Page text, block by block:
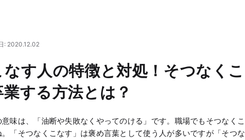
: 2020.12.02
す人の特徴と対処！そつなくこ
する方法とは？
意味は、「油断や失敗なくやってのける」です。職場でもそつなくこ
「そつなくこなす」は褒め言葉として使う人が多いですが「そつな